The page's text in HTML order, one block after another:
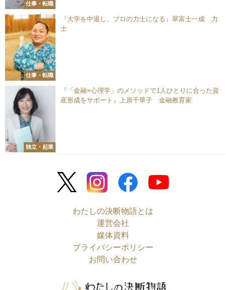
仕事・転職
仕事・転職
『大学を中退し、プロの力士になる』翠富士一成 力
士
独立・起業
『「金融×心理学」のメソッドで1人ひとりに合った資
産形成をサポート』上原千華子 金融教育家
わたしの決断物語とは
運営会社
媒体資料
プライバシーポリシー
お問い合わせ